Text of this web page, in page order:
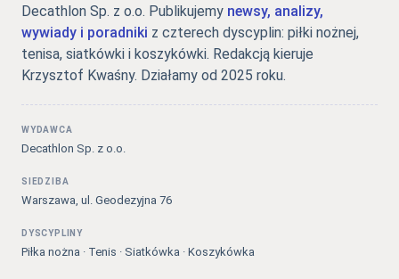
Decathlon Sp. z o.o. Publikujemy newsy, analizy,
wywiady i poradniki z czterech dyscyplin: piłki nożnej,
tenisa, siatkówki i koszykówki. Redakcją kieruje
Krzysztof Kwaśny. Działamy od 2025 roku.
WYDAWCA
Decathlon Sp. z o.o.
SIEDZIBA
Warszawa, ul. Geodezyjna 76
DYSCYPLINY
Piłka nożna · Tenis · Siatkówka · Koszykówka